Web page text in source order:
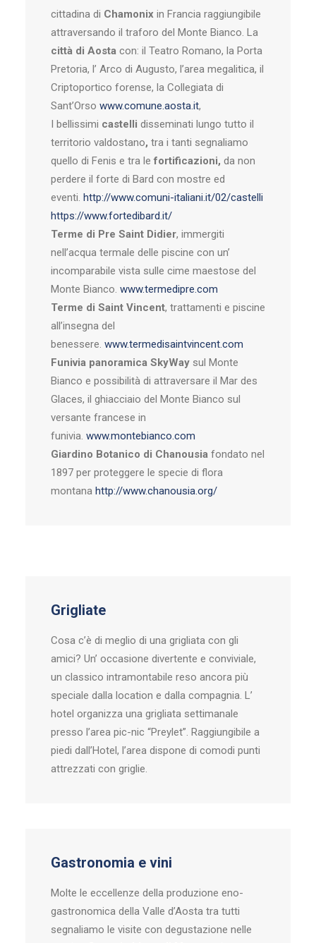
cittadina di Chamonix in Francia raggiungibile
attraversando il traforo del Monte Bianco. La
città di Aosta con: il Teatro Romano, la Porta
Pretoria, l’ Arco di Augusto, l’area megalitica, il
Criptoportico forense, la Collegiata di
Sant’Orso www.comune.aosta.it,
I bellissimi castelli disseminati lungo tutto il
territorio valdostano, tra i tanti segnaliamo
quello di Fenis e tra lefortificazioni, da non
perdere il forte di Bard con mostre ed
eventi. http://www.comuni-italiani.it/02/castelli
https://www.fortedibard.it/
Terme di Pre Saint Didier, immergiti
nell’acqua termale delle piscine con un’
incomparabile vista sulle cime maestose del
Monte Bianco. www.termedipre.com
Terme di Saint Vincent, trattamenti e piscine
all’insegna del
benessere. www.termedisaintvincent.com
Funivia panoramica SkyWay sul Monte
Bianco e possibilità di attraversare il Mar des
Glaces, il ghiacciaio del Monte Bianco sul
versante francese in
funivia. www.montebianco.com
Giardino Botanico di Chanousia fondato nel
1897 per proteggere le specie di flora
montana http://www.chanousia.org/
Grigliate
Cosa c’è di meglio di una grigliata con gli
amici? Un’ occasione divertente e conviviale,
un classico intramontabile reso ancora più
speciale dalla location e dalla compagnia. L’
hotel organizza una grigliata settimanale
presso l’area pic-nic “Preylet”. Raggiungibile a
piedi dall’Hotel, l’area dispone di comodi punti
attrezzati con griglie.
Gastronomia e vini
Molte le eccellenze della produzione eno-
gastronomica della Valle d’Aosta tra tutti
segnaliamo le visite con degustazione nelle